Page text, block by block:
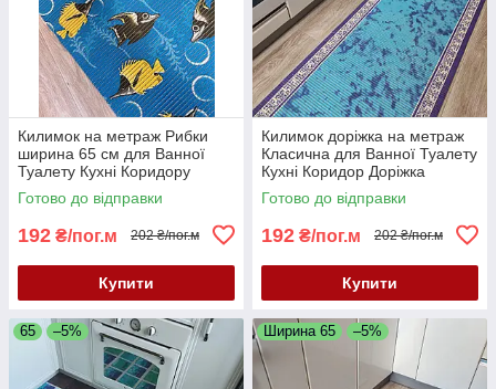
Килимок на метраж Рибки
ширина 65 см для Ванної
Туалету Кухні Коридору
Доріжка Аквамат
Готово до відправки
192 ₴/пог.м 202 ₴/пог.м
Купити
Килимок доріжка на метраж
Класична для Ванної Туалету
Кухні Коридор Доріжка
ширина 65 см Аквамат
Готово до відправки
192 ₴/пог.м 202 ₴/пог.м
Купити
65 –5% Ширина 65 –5%